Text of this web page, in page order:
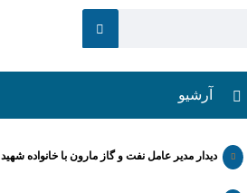
آرشیو
دیدار مدیر عامل نفت و گاز مارون با خانواده شهید